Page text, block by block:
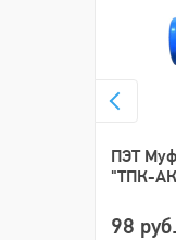
ПЭТ
"ТПК-
98 руб.